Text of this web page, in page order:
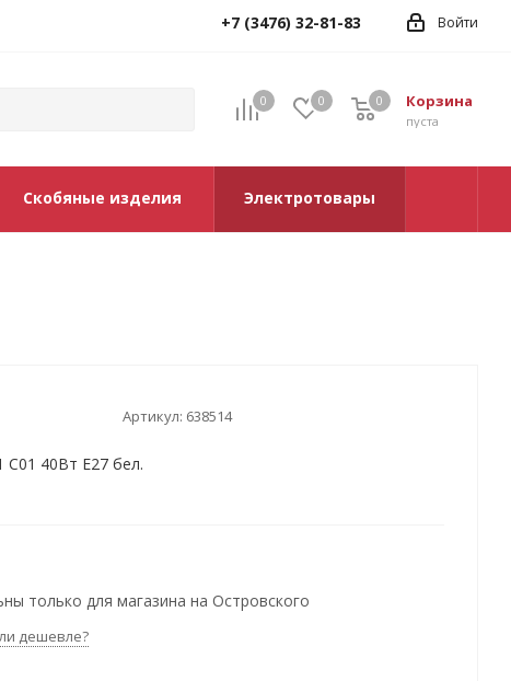
Войти
+7 (3476) 32-81-83
0 0 Корзина
0
пуста
0
Скобяные изделия Электротовары
Артикул: 638514
С01 40Вт Е27 бел.
только для магазина на Островского
дешевле?